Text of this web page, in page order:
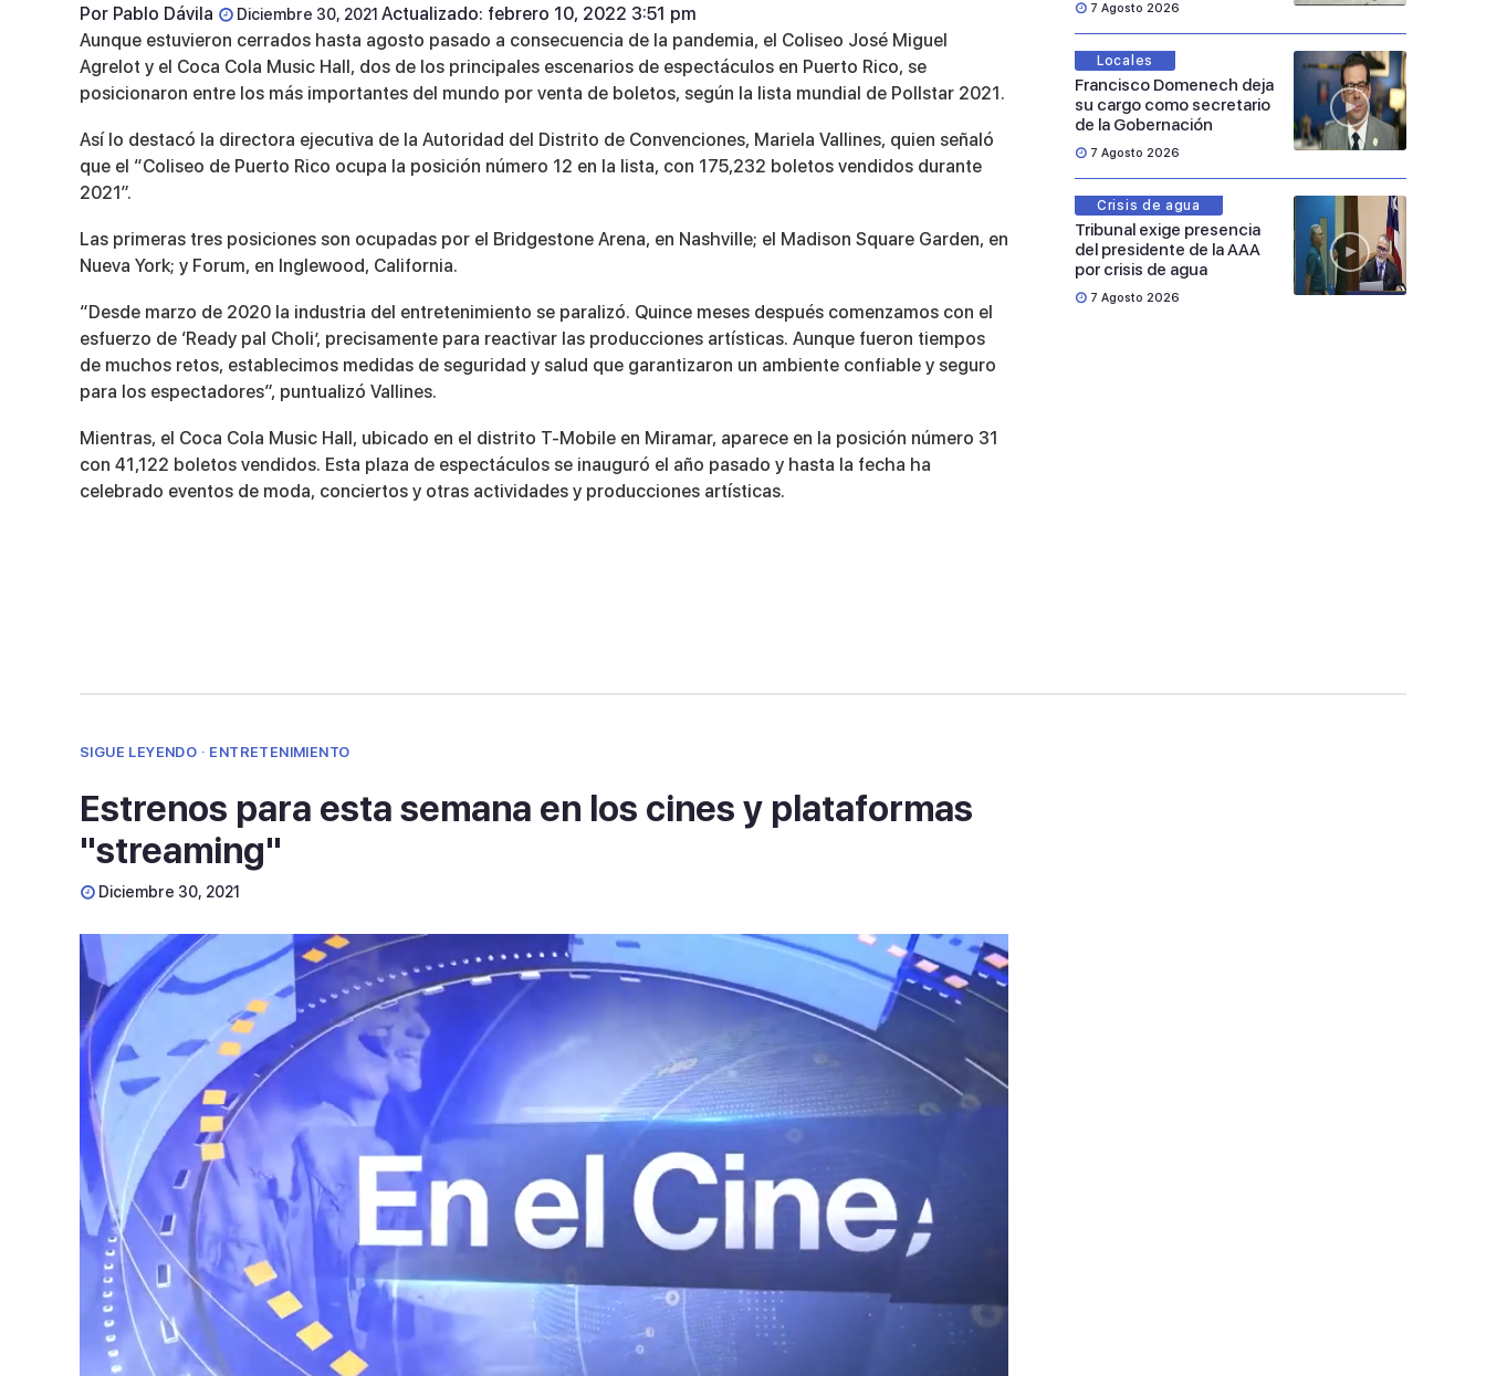
Por Pablo Dávila Diciembre 30, 2021 Actualizado: febrero 10, 2022 3:51 pm
Aunque estuvieron cerrados hasta agosto pasado a consecuencia de la pandemia, el Coliseo José Miguel
Agrelot y el Coca Cola Music Hall, dos de los principales escenarios de espectáculos en Puerto Rico, se
posicionaron entre los más importantes del mundo por venta de boletos, según la lista mundial de Pollstar 2021.
Así lo destacó la directora ejecutiva de la Autoridad del Distrito de Convenciones, Mariela Vallines, quien señaló
que el “Coliseo de Puerto Rico ocupa la posición número 12 en la lista, con 175,232 boletos vendidos durante
2021”.
Las primeras tres posiciones son ocupadas por el Bridgestone Arena, en Nashville; el Madison Square Garden, en
Nueva York; y Forum, en Inglewood, California.
“Desde marzo de 2020 la industria del entretenimiento se paralizó. Quince meses después comenzamos con el
esfuerzo de ‘Ready pal Choli’, precisamente para reactivar las producciones artísticas. Aunque fueron tiempos
de muchos retos, establecimos medidas de seguridad y salud que garantizaron un ambiente confiable y seguro
para los espectadores”, puntualizó Vallines.
Mientras, el Coca Cola Music Hall, ubicado en el distrito T-Mobile en Miramar, aparece en la posición número 31
con 41,122 boletos vendidos. Esta plaza de espectáculos se inauguró el año pasado y hasta la fecha ha
celebrado eventos de moda, conciertos y otras actividades y producciones artísticas.
7 Agosto 2026
Locales
Francisco Domenech deja
su cargo como secretario
de la Gobernación
7 Agosto 2026
Crisis de agua
Tribunal exige presencia
del presidente de la AAA
por crisis de agua
7 Agosto 2026
SIGUE LEYENDO · ENTRETENIMIENTO
Estrenos para esta semana en los cines y plataformas
"streaming"
Diciembre 30, 2021